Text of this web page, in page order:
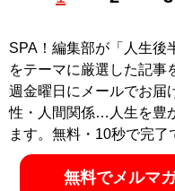
『幸服論――人生は服で簡単
籍が累計200万部を突破。ブ
ンズバイヤーが伝えるオシ
ーブ「 MBチャンネル
」も話
万円超！ （Xアカウント:
SPA！編集部が「人生後
をテーマに厳選した記事
週金曜日にメールでお届
性・人間関係…人生を豊
ます。無料・10秒で完了
無料でメルマ